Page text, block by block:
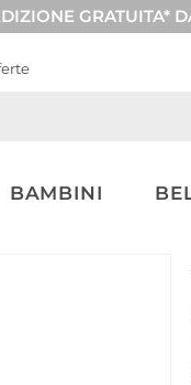
GRATUITA*
BAMBINI